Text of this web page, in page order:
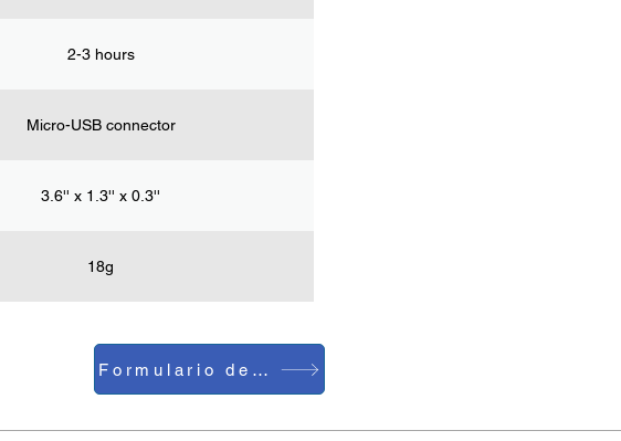
2-3 hours
Micro-USB connector
3.6'' x 1.3'' x 0.3''
18g
Formulario de contacto